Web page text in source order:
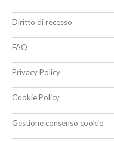
Diritto di recesso
FAQ
Privacy Policy
Cookie Policy
Gestione consenso cookie